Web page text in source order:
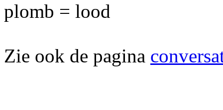
plomb = lood
Zie ook de pagina